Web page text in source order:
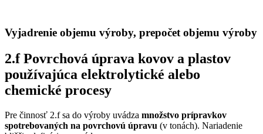
Vyjadrenie objemu výroby, prepočet objemu výroby
2.f Povrchová úprava kovov a plastov
používajúca elektrolytické alebo
chemické procesy
Pre činnosť 2.f sa do výroby uvádza množstvo prípravkov
spotrebovaných na povrchovú úpravu (v tonách). Nariadenie